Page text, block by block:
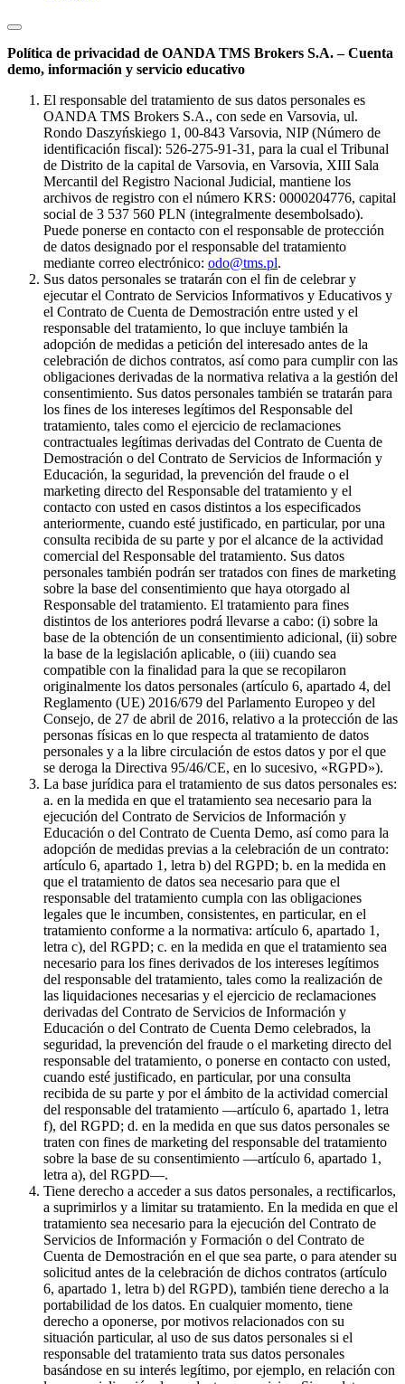
Política de privacidad de OANDA TMS Brokers S.A. – Cuenta
demo, información y servicio educativo
El responsable del tratamiento de sus datos personales es
OANDA TMS Brokers S.A., con sede en Varsovia, ul.
Rondo Daszyńskiego 1, 00-843 Varsovia, NIP (Número de
identificación fiscal): 526-275-91-31, para la cual el Tribunal
de Distrito de la capital de Varsovia, en Varsovia, XIII Sala
Mercantil del Registro Nacional Judicial, mantiene los
archivos de registro con el número KRS: 0000204776, capital
social de 3 537 560 PLN (integralmente desembolsado).
Puede ponerse en contacto con el responsable de protección
de datos designado por el responsable del tratamiento
mediante correo electrónico: odo@tms.pl.
Sus datos personales se tratarán con el fin de celebrar y
ejecutar el Contrato de Servicios Informativos y Educativos y
el Contrato de Cuenta de Demostración entre usted y el
responsable del tratamiento, lo que incluye también la
adopción de medidas a petición del interesado antes de la
celebración de dichos contratos, así como para cumplir con las
obligaciones derivadas de la normativa relativa a la gestión del
consentimiento. Sus datos personales también se tratarán para
los fines de los intereses legítimos del Responsable del
tratamiento, tales como el ejercicio de reclamaciones
contractuales legítimas derivadas del Contrato de Cuenta de
Demostración o del Contrato de Servicios de Información y
Educación, la seguridad, la prevención del fraude o el
marketing directo del Responsable del tratamiento y el
contacto con usted en casos distintos a los especificados
anteriormente, cuando esté justificado, en particular, por una
consulta recibida de su parte y por el alcance de la actividad
comercial del Responsable del tratamiento. Sus datos
personales también podrán ser tratados con fines de marketing
sobre la base del consentimiento que haya otorgado al
Responsable del tratamiento. El tratamiento para fines
distintos de los anteriores podrá llevarse a cabo: (i) sobre la
base de la obtención de un consentimiento adicional, (ii) sobre
la base de la legislación aplicable, o (iii) cuando sea
compatible con la finalidad para la que se recopilaron
originalmente los datos personales (artículo 6, apartado 4, del
Reglamento (UE) 2016/679 del Parlamento Europeo y del
Consejo, de 27 de abril de 2016, relativo a la protección de las
personas físicas en lo que respecta al tratamiento de datos
personales y a la libre circulación de estos datos y por el que
se deroga la Directiva 95/46/CE, en lo sucesivo, «RGPD»).
La base jurídica para el tratamiento de sus datos personales es:
a. en la medida en que el tratamiento sea necesario para la
ejecución del Contrato de Servicios de Información y
Educación o del Contrato de Cuenta Demo, así como para la
adopción de medidas previas a la celebración de un contrato:
artículo 6, apartado 1, letra b) del RGPD; b. en la medida en
que el tratamiento de datos sea necesario para que el
responsable del tratamiento cumpla con las obligaciones
legales que le incumben, consistentes, en particular, en el
tratamiento conforme a la normativa: artículo 6, apartado 1,
letra c), del RGPD; c. en la medida en que el tratamiento sea
necesario para los fines derivados de los intereses legítimos
del responsable del tratamiento, tales como la realización de
las liquidaciones necesarias y el ejercicio de reclamaciones
derivadas del Contrato de Servicios de Información y
Educación o del Contrato de Cuenta Demo celebrados, la
seguridad, la prevención del fraude o el marketing directo del
responsable del tratamiento, o ponerse en contacto con usted,
cuando esté justificado, en particular, por una consulta
recibida de su parte y por el ámbito de la actividad comercial
del responsable del tratamiento —artículo 6, apartado 1, letra
f), del RGPD; d. en la medida en que sus datos personales se
traten con fines de marketing del responsable del tratamiento
sobre la base de su consentimiento —artículo 6, apartado 1,
letra a), del RGPD—.
Tiene derecho a acceder a sus datos personales, a rectificarlos,
a suprimirlos y a limitar su tratamiento. En la medida en que el
tratamiento sea necesario para la ejecución del Contrato de
Servicios de Información y Formación o del Contrato de
Cuenta de Demostración en el que sea parte, o para atender su
solicitud antes de la celebración de dichos contratos (artículo
6, apartado 1, letra b) del RGPD), también tiene derecho a la
portabilidad de los datos. En cualquier momento, tiene
derecho a oponerse, por motivos relacionados con su
situación particular, al uso de sus datos personales si el
responsable del tratamiento trata sus datos personales
basándose en su interés legítimo, por ejemplo, en relación con